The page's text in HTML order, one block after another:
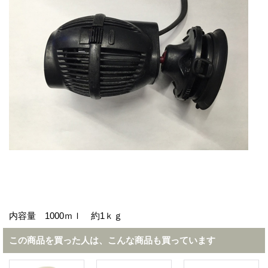
内容量 1000ｍｌ 約1ｋｇ
この商品を買った人は、こんな商品も買っています